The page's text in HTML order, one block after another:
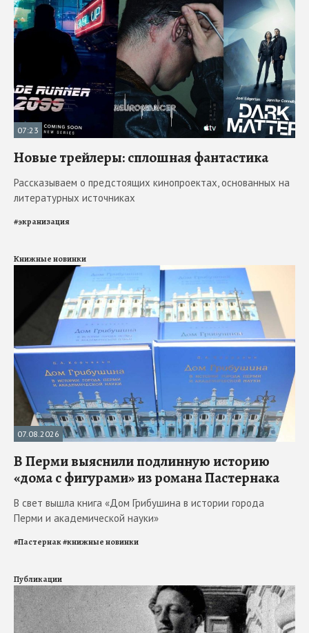
07:23
Новые трейлеры: сплошная фантастика
Рассказываем о предстоящих кинопроектах, основанных на
литературных источниках
#экранизация
Книжные новинки
07.08.2026
В Перми выяснили подлинную историю
«дома с фигурами» из романа Пастернака
В свет вышла книга «Дом Грибушина в истории города
Перми и академической науки»
#Пастернак#книжные новинки
Публикации